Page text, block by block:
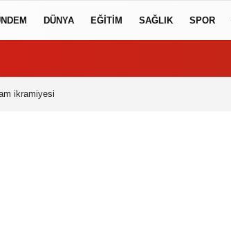
DÜNYA EĞİTİM SAĞLIK SPOR
ikramiyesi